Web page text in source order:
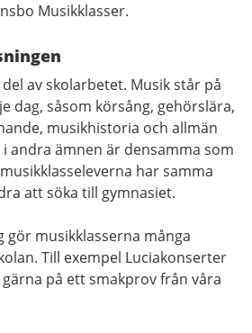
Musikklasser.
av skolarbetet. Musik står på
dag, såsom körsång, gehörslära,
musikhistoria och allmän
andra ämnen är densamma som
har samma
att söka till gymnasiet.
gör musikklasserna många
Till exempel Luciakonserter
på ett smakprov från våra